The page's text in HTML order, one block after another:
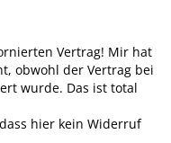
Vertrag! Mir hat
obwohl der Vertrag bei
wurde. Das ist total
hier kein Widerruf